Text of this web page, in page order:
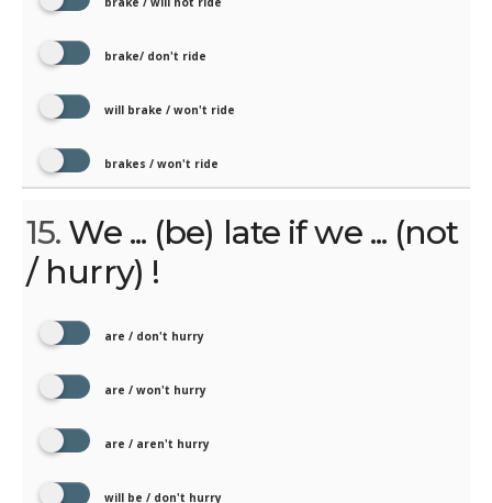
brake/ don't ride
will brake / won't ride
brakes / won't ride
15. We ... (be) late if we ... (not
/ hurry) !
are / don't hurry
are / won't hurry
are / aren't hurry
will be / don't hurry